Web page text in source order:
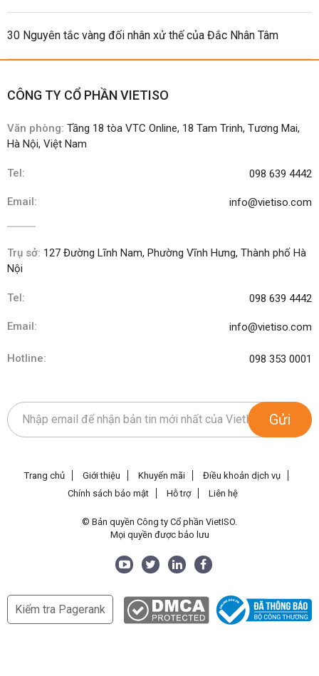
30 Nguyên tắc vàng đối nhân xử thế của Đắc Nhân Tâm
CÔNG TY CỔ PHẦN VIETISO
Văn phòng: Tầng 18 tòa VTC Online, 18 Tam Trinh, Tương Mai,
Hà Nội, Việt Nam
Tel: 098 639 4442
Email: info@vietiso.com
Trụ sở: 127 Đường Lĩnh Nam, Phường Vĩnh Hưng, Thành phố Hà
Nội
Tel: 098 639 4442
Email: info@vietiso.com
Hotline: 098 353 0001
Gửi
Trang chủ Giới thiệu Khuyến mãi
Điều khoản dịch vụ
Chính sách bảo mật
Hỗ trợ Liên hệ
© Bản quyền Công ty Cổ phần VietISO.
Mọi quyền được bảo lưu
Kiểm tra Pagerank